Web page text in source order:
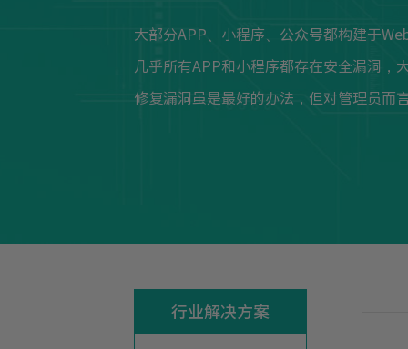
大部分APP、小程序、公众号都构建于
几乎所有APP和小程序都存在安全漏洞，
修复漏洞虽是最好的办法，但对管理员而
行业解决方案